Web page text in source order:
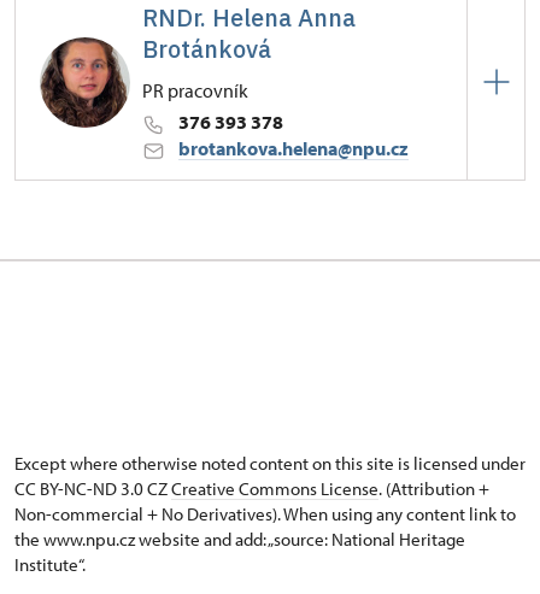
Žižkova 1/, Švihov
RNDr. Helena Anna
Brotánková
PR pracovník
376 393 378
brotankova.helena@npu.cz
Except where otherwise noted content on this site is licensed under
CC BY-NC-ND 3.0 CZCreative Commons License. (Attribution +
Non-commercial + No Derivatives). When using any content link to
the www.npu.cz website and add: „source: National Heritage
Institute“.